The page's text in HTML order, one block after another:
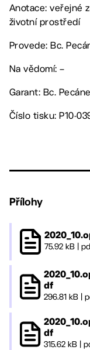
Anotace: veřejné
životní prostředí
Provede: Bc.
Na vědomí: –
Garant: Bc.
Číslo tisku: P10-
Přílohy
75.92 kB
df
296.81 kB|
df
315.62 kB|